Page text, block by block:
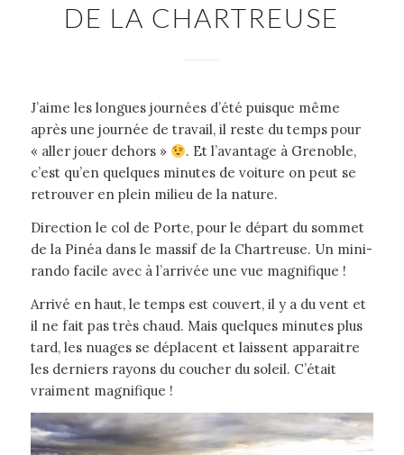
DE LA CHARTREUSE
J’aime les longues journées d’été puisque même
après une journée de travail, il reste du temps pour
« aller jouer dehors »
. Et l’avantage à Grenoble,
c’est qu’en quelques minutes de voiture on peut se
retrouver en plein milieu de la nature.
Direction le col de Porte, pour le départ du sommet
de la Pinéa dans le massif de la Chartreuse. Un mini-
rando facile avec à l’arrivée une vue magnifique !
Arrivé en haut, le temps est couvert, il y a du vent et
il ne fait pas très chaud. Mais quelques minutes plus
tard, les nuages se déplacent et laissent apparaitre
les derniers rayons du coucher du soleil. C’était
vraiment magnifique !